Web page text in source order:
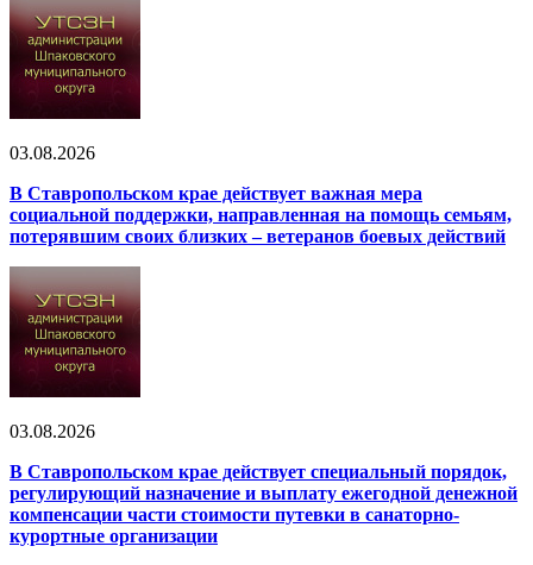
03.08.2026
В Ставропольском крае действует важная мера
социальной поддержки, направленная на помощь семьям,
потерявшим своих близких – ветеранов боевых действий
03.08.2026
В Ставропольском крае действует специальный порядок,
регулирующий назначение и выплату ежегодной денежной
компенсации части стоимости путевки в санаторно-
курортные организации